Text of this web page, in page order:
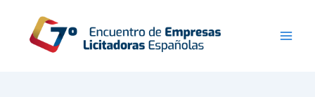
contenido